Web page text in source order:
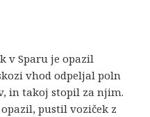
v Sparu je opazil
vhod odpeljal poln
in takoj stopil za njim.
pustil voziček z